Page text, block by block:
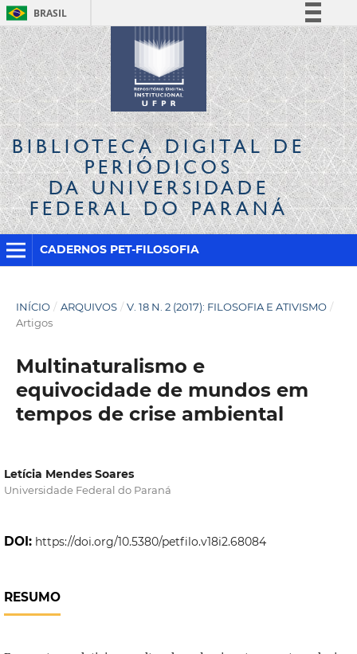
BRASIL
Simplifique!
Comunica BR
Participe
Acesso à informação
Legislação
Canais
BIBLIOTECA DIGITALDE
PERIÓDICOS
DA UNIVERSIDADE
FEDERAL DO PARANÁ
CADERNOS PET-FILOSOFIA
INÍCIO / ARQUIVOS / V. 18 N. 2 (2017): FILOSOFIA E ATIVISMO /
Artigos
Multinaturalismo e
equivocidade de mundos em
tempos de crise ambiental
Letícia Mendes Soares
Universidade Federal do Paraná
DOI: https://doi.org/10.5380/petfilo.v18i2.68084
RESUMO